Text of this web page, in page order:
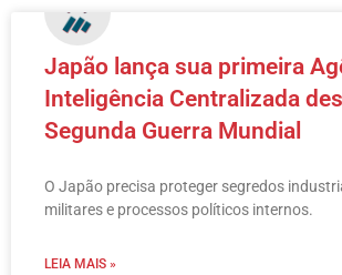
Japão lança sua primeira
Inteligência Centralizada
Segunda Guerra Mundial
O Japão precisa proteger segredos
militares e processos políticos internos.
LEIA MAIS »